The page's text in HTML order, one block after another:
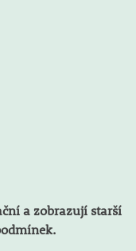
a zobrazují starší